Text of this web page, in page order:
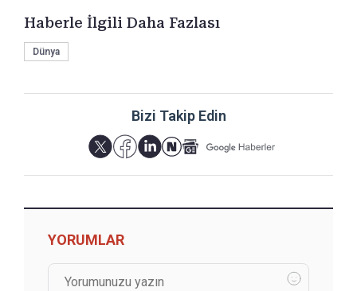
Haberle İlgili Daha Fazlası
Dünya
Bizi Takip Edin
YORUMLAR